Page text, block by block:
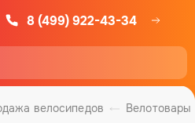
8 (499) 922-43-34
Велотовары
велосипедов